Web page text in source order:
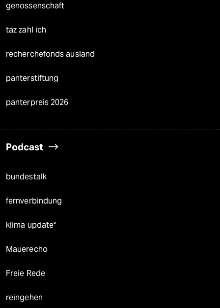
genossenschaft
taz zahl ich
recherchefonds ausland
panterstiftung
panterpreis 2026
Podcast
bundestalk
fernverbindung
klima update°
Mauerecho
Freie Rede
reingehen